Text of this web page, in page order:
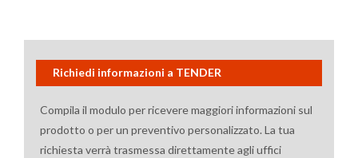
Richiedi informazioni a TENDER
Compila il modulo per ricevere maggiori informazioni sul
prodotto o per un preventivo personalizzato. La tua
richiesta verrà trasmessa direttamente agli uffici